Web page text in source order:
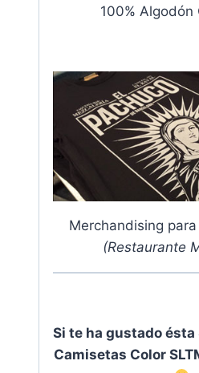
100% Algodón
Merchandising para
(Restaurante
Si te ha gustado
Camisetas Color